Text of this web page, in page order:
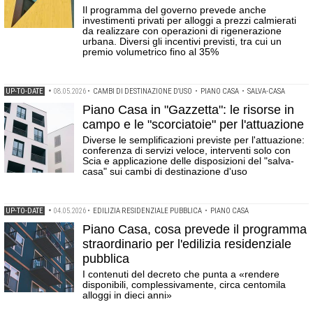
Il programma del governo prevede anche
investimenti privati per alloggi a prezzi calmierati
da realizzare con operazioni di rigenerazione
urbana. Diversi gli incentivi previsti, tra cui un
premio volumetrico fino al 35%
UP-TO-DATE • 08.05.2026 • CAMBI DI DESTINAZIONE D'USO • PIANO CASA • SALVA-CASA
Piano Casa in "Gazzetta": le risorse in
campo e le "scorciatoie" per l'attuazione
Diverse le semplificazioni previste per l'attuazione:
conferenza di servizi veloce, interventi solo con
Scia e applicazione delle disposizioni del "salva-
casa" sui cambi di destinazione d'uso
UP-TO-DATE • 04.05.2026 • EDILIZIA RESIDENZIALE PUBBLICA • PIANO CASA
Piano Casa, cosa prevede il programma
straordinario per l'edilizia residenziale
pubblica
I contenuti del decreto che punta a «rendere
disponibili, complessivamente, circa centomila
alloggi in dieci anni»